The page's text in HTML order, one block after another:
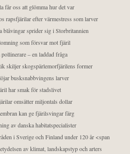
får oss att glömma hur det var
rapsfjärilar efter värmestress som larver
blåvingar sprider sig i Storbritannien
som försvar mot fjäril
– en laddad fråga
skiljer skogspärlemorfjärilens former
busksnabbvingens larver
har smak för stadslivet
omsätter miljontals dollar
kan ge fjärilsvingar färg
av danska habitatspecialister
i Sverige och Finland under 120 år <span
av klimat, landskapstyp och arters